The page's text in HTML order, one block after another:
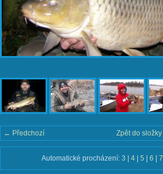
← Předchozí Zpět do složky
Automatické procházení: 3 | 4| 5 | 6 | 7